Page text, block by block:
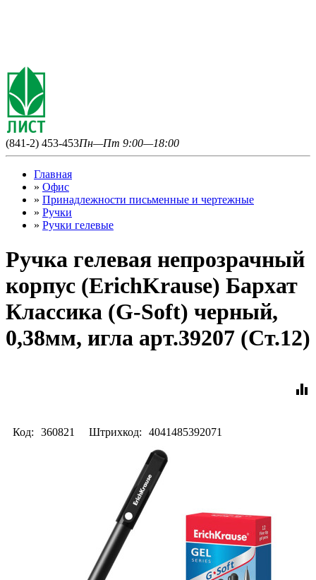
(841-2) 453-453Пн—Пт 9:00—18:00
Главная
» Офис
» Принадлежности письменные и чертежные
» Ручки
» Ручки гелевые
Ручка гелевая непрозрачный
корпус (ErichKrause) Бархат
Классика (G-Soft) черный,
0,38мм, игла арт.39207 (Ст.12)
equalizer
Код: 360821 Штрихкод: 4041485392071